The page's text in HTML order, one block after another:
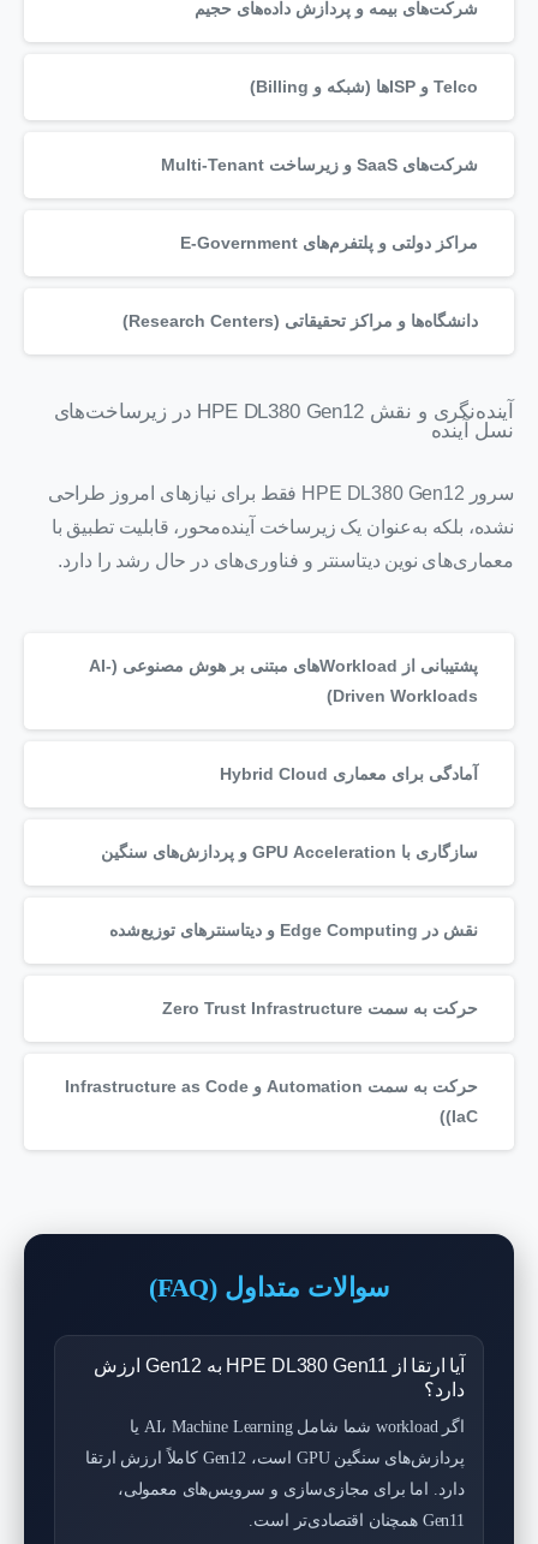
شرکت‌های بیمه و پردازش داده‌های حجیم
Telco و ISPها (شبکه و Billing)
شرکت‌های SaaS و زیرساخت Multi-Tenant
مراکز دولتی و پلتفرم‌های E-Government
دانشگاه‌ها و مراکز تحقیقاتی (Research Centers)
آینده‌نگری و نقش HPE DL380 Gen12 در زیرساخت‌های
نسل آینده
سرور HPE DL380 Gen12 فقط برای نیازهای امروز طراحی
نشده، بلکه به‌عنوان یک زیرساخت آینده‌محور، قابلیت تطبیق با
معماری‌های نوین دیتاسنتر و فناوری‌های در حال رشد را دارد.
پشتیبانی از Workloadهای مبتنی بر هوش مصنوعی (AI-
Driven Workloads)
آمادگی برای معماری Hybrid Cloud
سازگاری با GPU Acceleration و پردازش‌های سنگین
نقش در Edge Computing و دیتاسنترهای توزیع‌شده
حرکت به سمت Zero Trust Infrastructure
حرکت به سمت Automation و Infrastructure as Code
(IaC)
سوالات متداول (FAQ)
آیا ارتقا از HPE DL380 Gen11 به Gen12 ارزش
دارد؟
اگر workload شما شامل AI، Machine Learning یا
پردازش‌های سنگین GPU است، Gen12 کاملاً ارزش ارتقا
دارد. اما برای مجازی‌سازی و سرویس‌های معمولی،
Gen11 همچنان اقتصادی‌تر است.